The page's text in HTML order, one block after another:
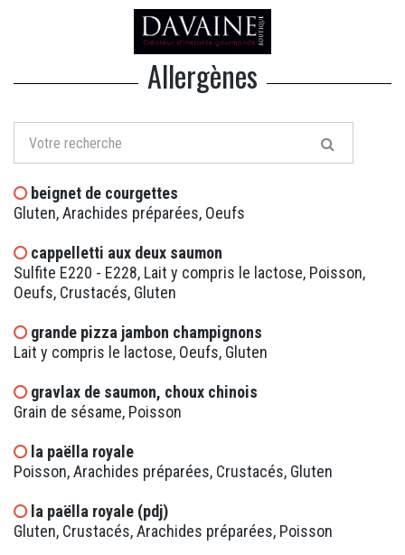
Allergènes
beignet de courgettes
Gluten, Arachides préparées, Oeufs
cappelletti aux deux saumon
Sulfite E220 - E228, Lait y compris le lactose, Poisson,
Oeufs, Crustacés, Gluten
grande pizza jambon champignons
Lait y compris le lactose, Oeufs, Gluten
gravlax de saumon, choux chinois
Grain de sésame, Poisson
la paëlla royale
Poisson, Arachides préparées, Crustacés, Gluten
la paëlla royale (pdj)
Gluten, Crustacés, Arachides préparées, Poisson